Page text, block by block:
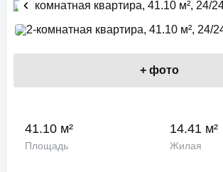
+ фото
41.10 м²
Площадь
14.41 м²
Жилая